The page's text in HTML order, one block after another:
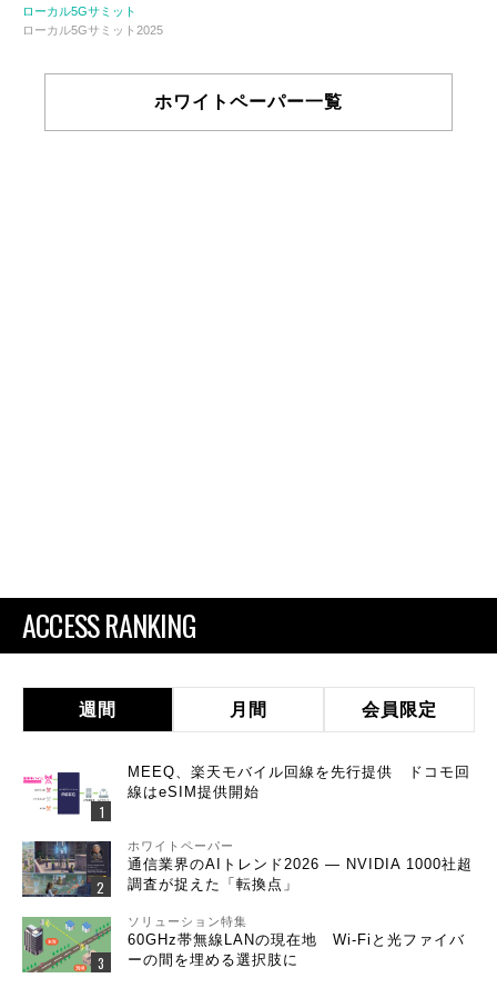
ローカル5Gサミット
ローカル5Gサミット2025
ホワイトペーパー一覧
ACCESS RANKING
週間 月間 会員限定
MEEQ、楽天モバイル回線を先行提供 ドコモ回
線はeSIM提供開始
ホワイトペーパー
通信業界のAIトレンド2026 ― NVIDIA 1000社超
調査が捉えた「転換点」
ソリューション特集
60GHz帯無線LANの現在地 Wi-Fiと光ファイバ
ーの間を埋める選択肢に